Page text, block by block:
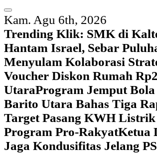
Kam. Agu 6th, 2026
Trending Klik: SMK di
Hantam Israel, Sebar
Menyulam Kolaborasi
Voucher Diskon Rumah
UtaraProgram Jemput
Barito Utara Bahas Tiga
Target Pasang KWH
Program Pro-RakyatKetua
Jaga Kondusifitas Jelang